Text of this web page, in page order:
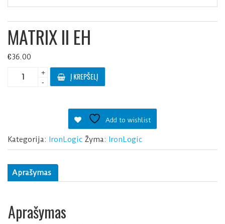
MATRIX II EH
€36.00
produkto
kiekis:
+
-
Į KREPŠELĮ
Add to wishlist
Kategorija: IronLogic Žyma: IronLogic
Aprašymas
Aprašymas